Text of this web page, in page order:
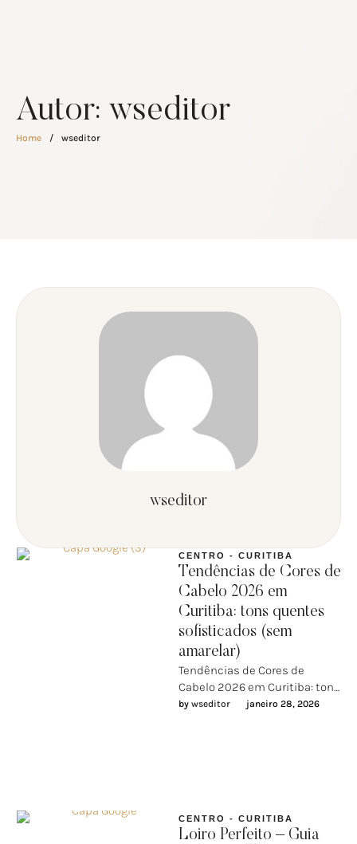
Autor: wseditor
Home / wseditor
wseditor
CENTRO - CURITIBA
Tendências de Cores de
Cabelo 2026 em
Curitiba: tons quentes
sofisticados (sem
amarelar)
Tendências de Cores de
Cabelo 2026 em Curitiba: tons
quentes sofisticados (sem
by wseditor janeiro 28, 2026
CENTRO - CURITIBA
Loiro Perfeito – Guia